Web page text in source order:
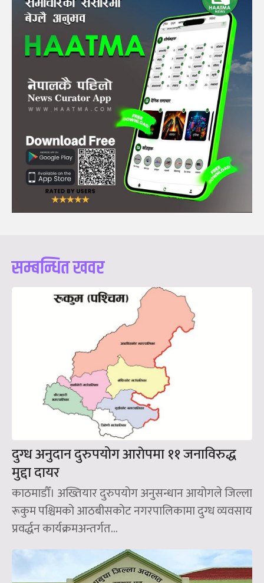
सम्बन्धित खवर
दुग्ध अनुदान दुरुपयोग आराेपमा ११ जनाविरुद्ध
मुद्दा दायर
काठमाडौँ। अख्तियार दुरुपयोग अनुसन्धान आयोगले जिल्ला
रूकुम पश्चिमको आठबीसकोट नगरपालिकामा दुग्ध व्यवसाय
प्रवर्द्धन कार्यक्रमअन्तर्गत...